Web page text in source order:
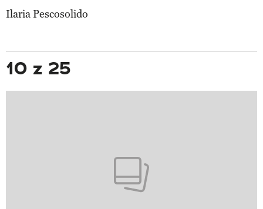
Ilaria Pescosolido
10 z 25